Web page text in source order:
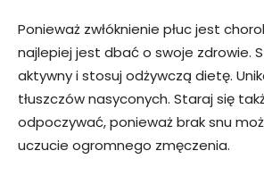
Ponieważ zwłóknienie płuc jest
najlepiej jest dbać o swoje zdrowie.
aktywny i stosuj odżywczą dietę.
tłuszczów nasyconych. Staraj się
odpoczywać, ponieważ brak snu
uczucie ogromnego zmęczenia.